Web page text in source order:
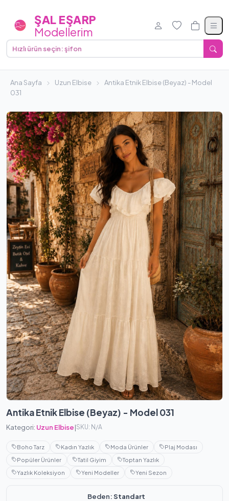
ŞAL EŞARP
Modellerim
Tüm
Tüm
Tüm Şal
Ana Sayfa Uzun Elbise
Antika Etnik Elbise (Beyaz) - Model
031
Antika Etnik Elbise (Beyaz) - Model 031
Kategori: Uzun Elbise|SKU: N/A
Boho Tarz Kadın Yazlık Moda Ürünler
Plaj Modası
Popüler Ürünler
Tatil Giyim
Toptan Yazlık
Yazlık Koleksiyon
Yeni Modeller Yeni Sezon
Beden:Standart